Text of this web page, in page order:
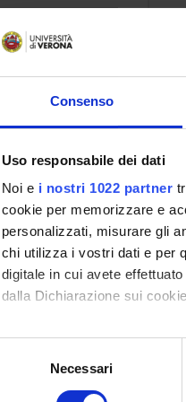
Consenso
Uso responsabile dei dati
Noi e i nostri 1022 partner
cookie per memorizzare e
personalizzati, misurare gli
chi utilizza i vostri dati e per
digitale in cui avete
dalla Dichiarazione sui
Con il tuo consenso,
raccogliere
Necessari